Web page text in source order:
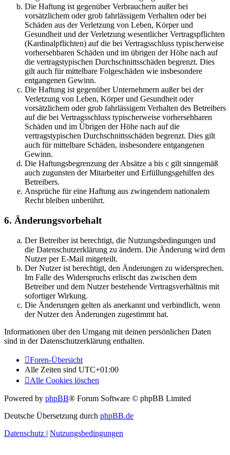
Die Haftung ist gegenüber Verbrauchern außer bei
vorsätzlichem oder grob fahrlässigem Verhalten oder bei
Schäden aus der Verletzung von Leben, Körper und
Gesundheit und der Verletzung wesentlicher Vertragspflichten
(Kardinalpflichten) auf die bei Vertragsschluss typischerweise
vorhersehbaren Schäden und im übrigen der Höhe nach auf
die vertragstypischen Durchschnittsschäden begrenzt. Dies
gilt auch für mittelbare Folgeschäden wie insbesondere
entgangenen Gewinn.
Die Haftung ist gegenüber Unternehmern außer bei der
Verletzung von Leben, Körper und Gesundheit oder
vorsätzlichem oder grob fahrlässigem Verhalten des Betreibers
auf die bei Vertragsschluss typischerweise vorhersehbaren
Schäden und im Übrigen der Höhe nach auf die
vertragstypischen Durchschnittsschäden begrenzt. Dies gilt
auch für mittelbare Schäden, insbesondere entgangenen
Gewinn.
Die Haftungsbegrenzung der Absätze a bis c gilt sinngemäß
auch zugunsten der Mitarbeiter und Erfüllungsgehilfen des
Betreibers.
Ansprüche für eine Haftung aus zwingendem nationalem
Recht bleiben unberührt.
6. Änderungsvorbehalt
Der Betreiber ist berechtigt, die Nutzungsbedingungen und
die Datenschutzerklärung zu ändern. Die Änderung wird dem
Nutzer per E-Mail mitgeteilt.
Der Nutzer ist berechtigt, den Änderungen zu widersprechen.
Im Falle des Widerspruchs erlischt das zwischen dem
Betreiber und dem Nutzer bestehende Vertragsverhältnis mit
sofortiger Wirkung.
Die Änderungen gelten als anerkannt und verbindlich, wenn
der Nutzer den Änderungen zugestimmt hat.
Informationen über den Umgang mit deinen persönlichen Daten
sind in der Datenschutzerklärung enthalten.
Foren-Übersicht
Alle Zeiten sind UTC+01:00
Alle Cookies löschen
Powered by phpBB® Forum Software © phpBB Limited
Deutsche Übersetzung durch phpBB.de
Datenschutz | Nutzungsbedingungen